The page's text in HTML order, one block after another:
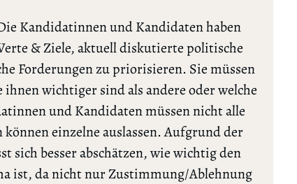
Kandidatinnen und Kandidaten haben
& Ziele, aktuell diskutierte politische
Forderungen zu priorisieren. Sie müssen
ihnen wichtiger sind als andere oder welche
und Kandidaten müssen nicht alle
einzelne auslassen. Aufgrund der
sich besser abschätzen, wie wichtig den
ist, da nicht nur Zustimmung/Ablehnung